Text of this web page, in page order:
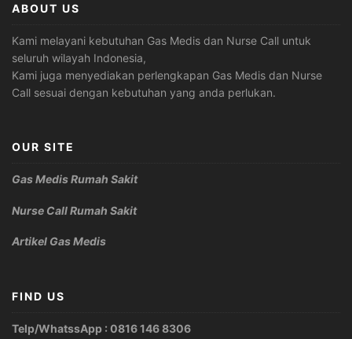
ABOUT US
Kami melayani kebutuhan Gas Medis dan Nurse Call untuk
seluruh wilayah Indonesia,
Kami juga menyediakan perlengkapan Gas Medis dan Nurse
Call sesuai dengan kebutuhan yang anda perlukan.
OUR SITE
Gas Medis Rumah Sakit
Nurse Call Rumah Sakit
Artikel Gas Medis
FIND US
Telp/WhatssApp : 0816 146 8306